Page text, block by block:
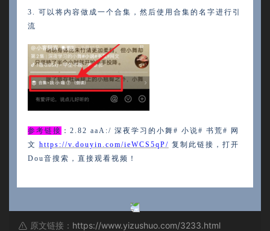
3. 可以将内容做成一个合集，然后使用合集的名字进行引
流
参考链接 ：2.82 aaA:/ 深夜学习的小舞# 小说# 书荒# 网
文 https://v.douyin.com/ieWCS5qP/ 复制此链接，打开
Dou音搜索，直接观看视频！
原文链接： https://www.yizushuo.com/3233.html